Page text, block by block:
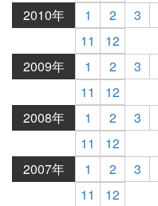
2010年
1 2 3
11
12
2009年
1 2 3
11
12
2008年
1 2 3
11
12
2007年
1 2 3
11
12